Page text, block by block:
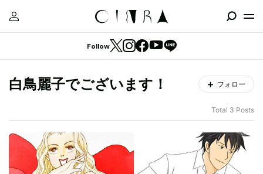
Follow
白鳥麗子でございます！ フォロー
Total 3 Posts